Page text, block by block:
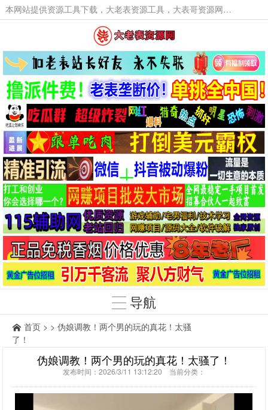
本网站提供资源工具下载，大老表资源工具，大表哥资源网软件工具，大老表资源下载，活动线报福利资源分享,活动线报，大型网游经典游戏，网络热门技术游戏辅助交流与分享。
导航
首页 > > 伪娘调教！两个男的玩的真花！太骚
了！
伪娘调教！两个男的玩的真花！太骚了！
发布时间：2026/3/11 13:12:20 当前分类：